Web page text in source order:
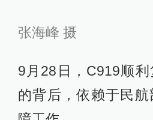
张海峰 摄
9月28日，C919顺
的背后，依赖于民